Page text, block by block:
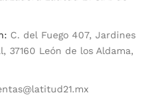
C. del Fuego 407, Jardines
37160 León de los Aldama,